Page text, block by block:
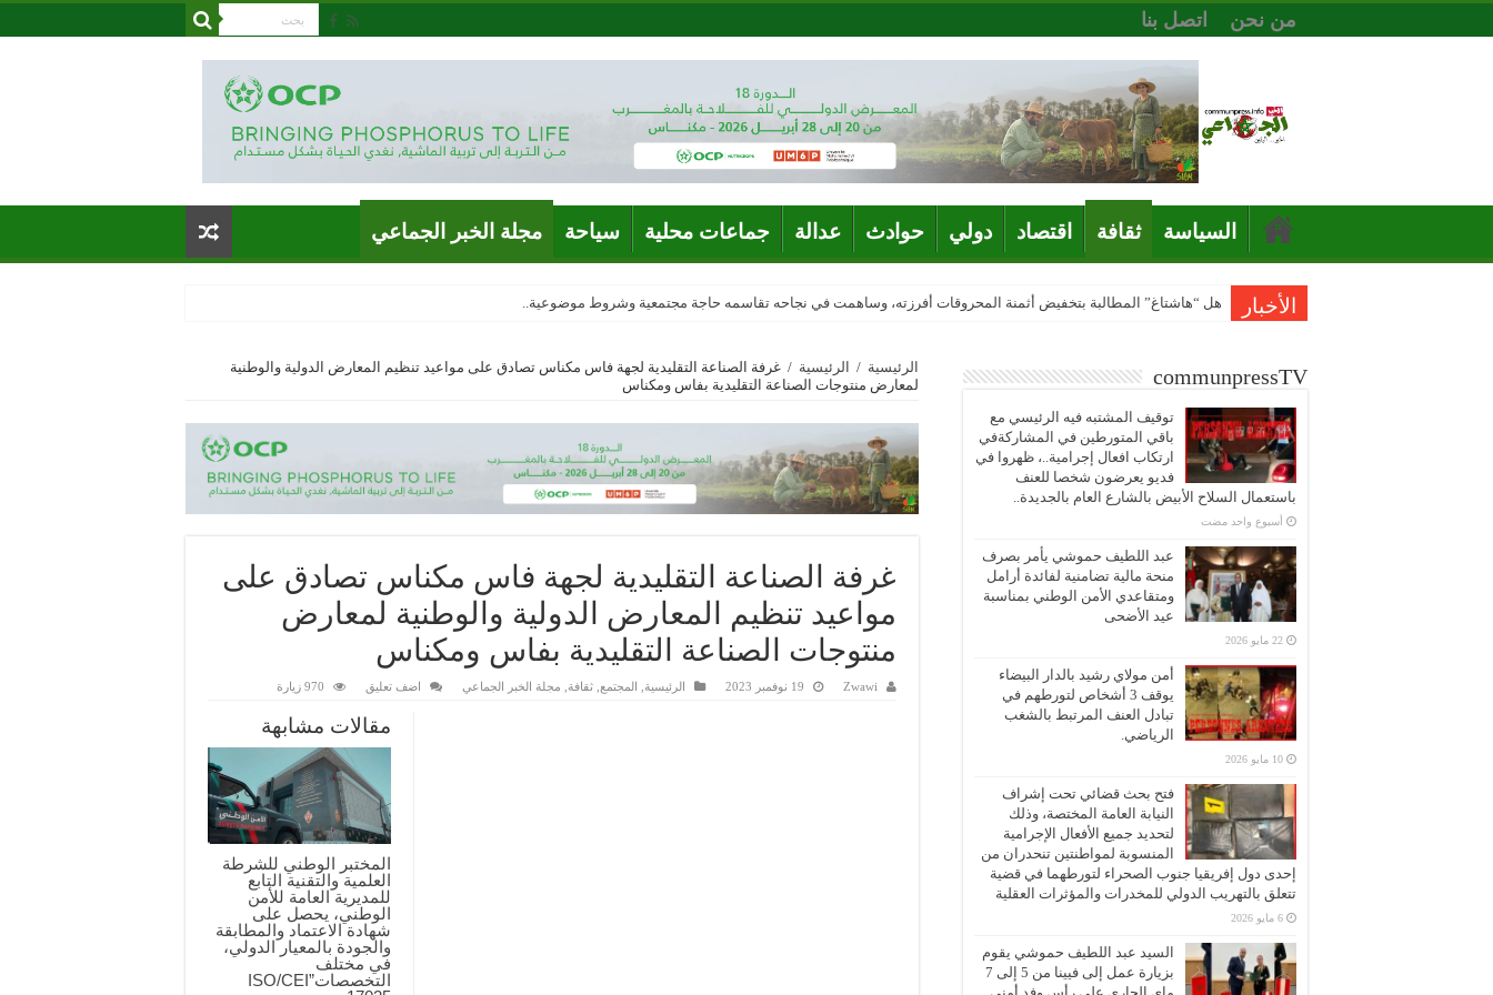
من نحن اتصل بنا
السياسة ثقافة اقتصاد دولي حوادث عدالة جماعات محلية سياحة مجلة الخبر الجماعي
الأخبار هل “هاشتاغ” المطالبة بتخفيض أثمنة المحروقات أفرزته، وساهمت في نجاحه تقاسمه حاجة مجتمعية وشروط موضوعية..
الرئيسية / الرئيسية / غرفة الصناعة التقليدية لجهة فاس مكناس تصادق على مواعيد تنظيم المعارض الدولية والوطنية
لمعارض منتوجات الصناعة التقليدية بفاس ومكناس
غرفة الصناعة التقليدية لجهة فاس مكناس تصادق على
مواعيد تنظيم المعارض الدولية والوطنية لمعارض
منتوجات الصناعة التقليدية بفاس ومكناس
Zwawi 19 نوفمبر 2023 الرئيسية المجتمع ثقافة مجلة الخبر الجماعي اضف تعليق 970 زيارة
مقالات مشابهة
المختبر الوطني للشرطة
العلمية والتقنية التابع
للمديرية العامة للأمن
الوطني، يحصل على
شهادة الاعتماد والمطابقة
والجودة بالمعيار الدولي،
في مختلف
التخصصات”ISO/CEI
communpressTV
توقيف المشتبه فيه الرئيسي مع
باقي المتورطين في المشاركةفي
ارتكاب افعال إجرامية..، ظهروا في
فديو يعرضون شخصا للعنف
باستعمال السلاح الأبيض بالشارع العام بالجديدة..
‏أسبوع واحد مضت
عبد اللطيف حموشي يأمر بصرف
منحة مالية تضامنية لفائدة أرامل
ومتقاعدي الأمن الوطني بمناسبة
عيد الأضحى
22 مايو 2026
أمن مولاي رشيد بالدار البيضاء
يوقف 3 أشخاص لتورطهم في
تبادل العنف المرتبط بالشغب
الرياضي.
10 مايو 2026
فتح بحث قضائي تحت إشراف
النيابة العامة المختصة، وذلك
لتحديد جميع الأفعال الإجرامية
المنسوبة لمواطنتين تنحدران من
إحدى دول إفريقيا جنوب الصحراء لتورطهما في قضية
تتعلق بالتهريب الدولي للمخدرات والمؤثرات العقلية
6 مايو 2026
السيد عبد اللطيف حموشي يقوم
بزيارة عمل إلى فيينا من 5 إلى 7